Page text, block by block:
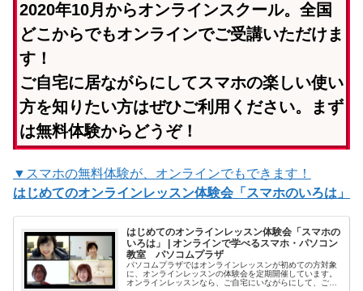
2020年10月からオンラインスクール。全国
どこからでもオンラインでご受講いただけま
す！
ご自宅に居ながらにしてスマホの楽しい使い
方を知りたい方はぜひご利用ください。まず
は無料体験からどうぞ！
▼スマホの無料体験が、オンラインでもできます！
はじめてのオンラインレッスン体験会「スマホのいろは」
はじめてのオンラインレッスン体験会「スマホの
いろは」 | オンラインで学べるスマホ・パソコン
教室 パソコムプラザ
パソコムプラザではオンラインレッスンが初めての方対象
に、オンラインレッスンの体験会を定期開催しています。
オンラインレッスンなら、ご自宅にいながらにして、ご自